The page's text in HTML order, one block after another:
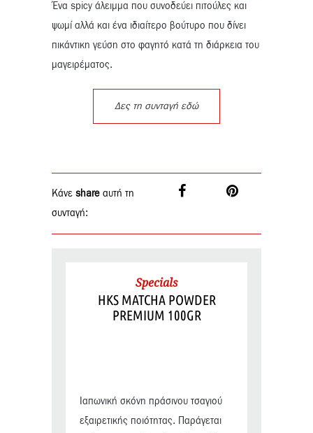
Ένα spicy άλειμμα που συνοδεύει πιτούλες και
ψωμί αλλά και ένα ιδιαίτερο βούτυρο που δίνει
πικάντικη γεύση στο φαγητό κατά τη διάρκεια του
μαγειρέματος.
Δες τη συνταγή εδώ
Κάνε share αυτή τη
συνταγή:
Specials
HKS MATCHA POWDER
PREMIUM 100GR
Ιαπωνική σκόνη πράσινου τσαγιού
εξαιρετικής ποιότητας. Παράγεται